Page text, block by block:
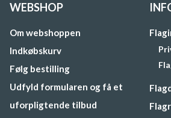
WEBSHOP
Om webshoppen
Indkøbskurv
Følg bestilling
Udfyld formularen og få et
uforpligtende tilbud